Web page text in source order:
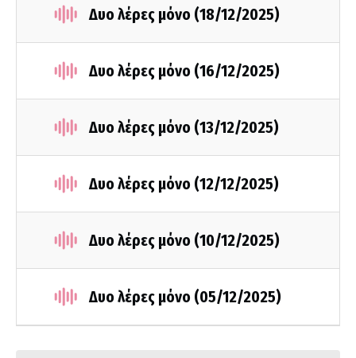
Δυο λέρες μόνο (18/12/2025)
Δυο λέρες μόνο (16/12/2025)
Δυο λέρες μόνο (13/12/2025)
Δυο λέρες μόνο (12/12/2025)
Δυο λέρες μόνο (10/12/2025)
Δυο λέρες μόνο (05/12/2025)